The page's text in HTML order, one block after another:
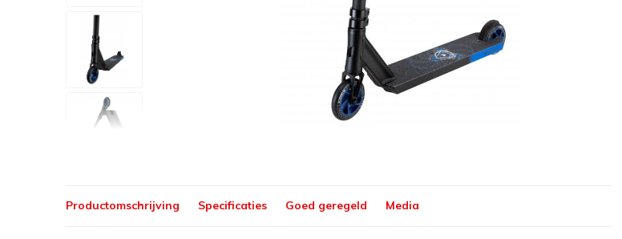
Productomschrijving Specificaties Goed geregeld Media